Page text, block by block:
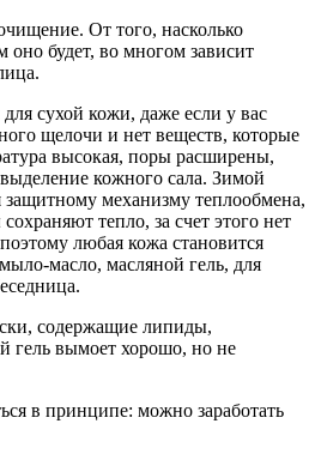
От того, насколько
будет, во многом зависит
сухой кожи, даже если у вас
щелочи и нет веществ, которые
высокая, поры расширены,
кожного сала. Зимой
механизму теплообмена,
тепло, за счет этого нет
любая кожа становится
масло, масляной гель, для
содержащие липиды,
гель вымоет хорошо, но не
в принципе: можно заработать